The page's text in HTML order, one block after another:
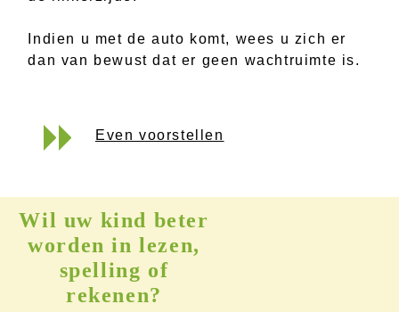
Indien u met de auto komt, wees u zich er
dan van bewust dat er geen wachtruimte is.
Even voorstellen
Wil uw kind beter
worden in lezen,
spelling of
rekenen?